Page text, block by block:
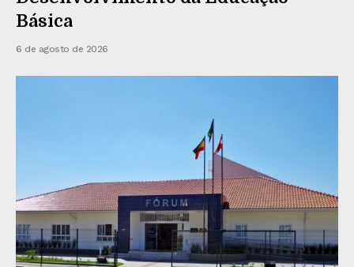
Básica
6 de agosto de 2026